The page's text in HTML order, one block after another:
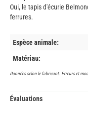
Oui, le tapis d'écurie
ferrures.
Espèce animale:
Matériau:
Données selon le fabricant. Erreurs et
Évaluations